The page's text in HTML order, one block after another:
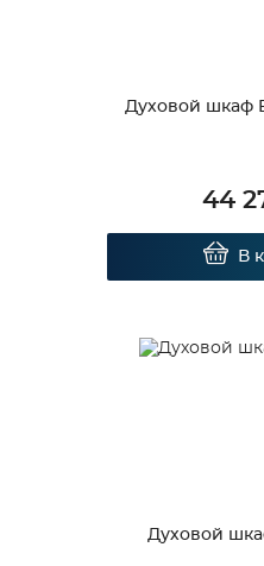
Духовой шкаф
44
В
Духовой